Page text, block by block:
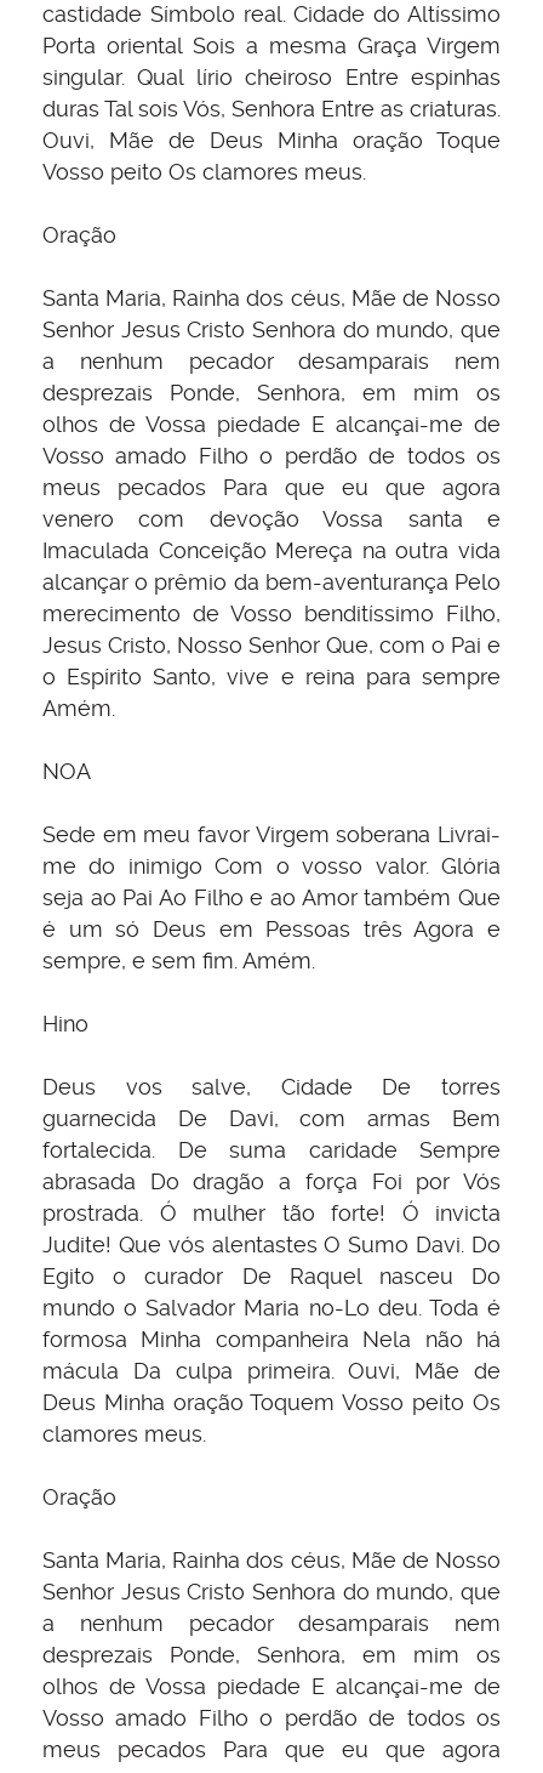
castidade Símbolo real. Cidade do Altíssimo
Porta oriental Sois a mesma Graça Virgem
singular. Qual lírio cheiroso Entre espinhas
duras Tal sois Vós, Senhora Entre as criaturas.
Ouvi, Mãe de Deus Minha oração Toque
Vosso peito Os clamores meus.
Oração
Santa Maria, Rainha dos céus, Mãe de Nosso
Senhor Jesus Cristo Senhora do mundo, que
a nenhum pecador desamparais nem
desprezais Ponde, Senhora, em mim os
olhos de Vossa piedade E alcançai-me de
Vosso amado Filho o perdão de todos os
meus pecados Para que eu que agora
venero com devoção Vossa santa e
Imaculada Conceição Mereça na outra vida
alcançar o prêmio da bem-aventurança Pelo
merecimento de Vosso benditíssimo Filho,
Jesus Cristo, Nosso Senhor Que, com o Pai e
o Espírito Santo, vive e reina para sempre
Amém.
NOA
Sede em meu favor Virgem soberana Livrai-
me do inimigo Com o vosso valor. Glória
seja ao Pai Ao Filho e ao Amor também Que
é um só Deus em Pessoas três Agora e
sempre, e sem fim. Amém.
Hino
Deus vos salve, Cidade De torres
guarnecida De Davi, com armas Bem
fortalecida. De suma caridade Sempre
abrasada Do dragão a força Foi por Vós
prostrada. Ó mulher tão forte! Ó invicta
Judite! Que vós alentastes O Sumo Davi. Do
Egito o curador De Raquel nasceu Do
mundo o Salvador Maria no-Lo deu. Toda é
formosa Minha companheira Nela não há
mácula Da culpa primeira. Ouvi, Mãe de
Deus Minha oração Toquem Vosso peito Os
clamores meus.
Oração
Santa Maria, Rainha dos céus, Mãe de Nosso
Senhor Jesus Cristo Senhora do mundo, que
a nenhum pecador desamparais nem
desprezais Ponde, Senhora, em mim os
olhos de Vossa piedade E alcançai-me de
Vosso amado Filho o perdão de todos os
meus pecados Para que eu que agora